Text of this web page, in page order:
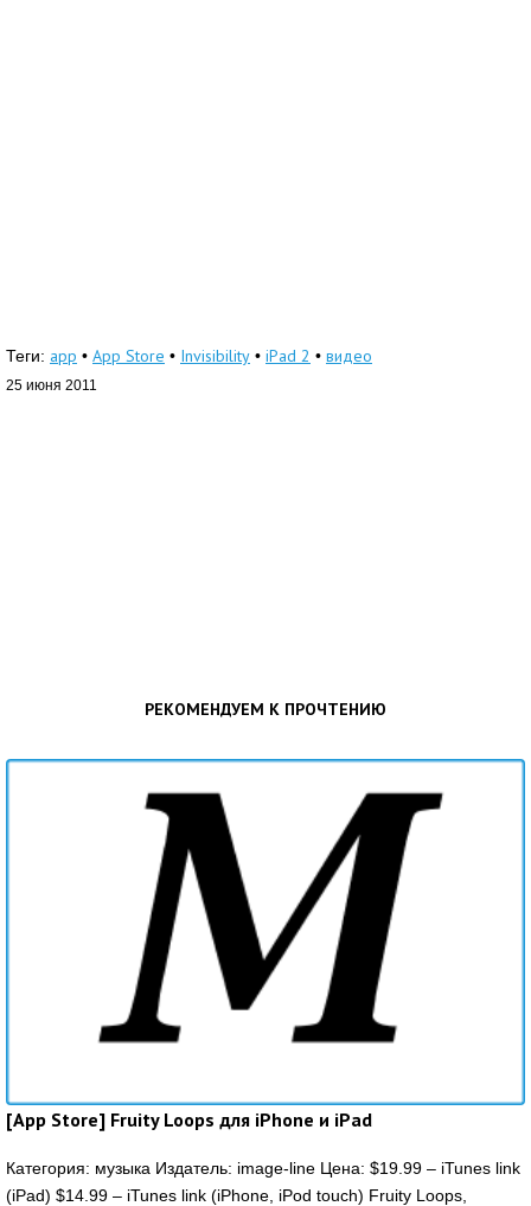
Теги: app • App Store • Invisibility • iPad 2 • видео
25 июня 2011
РЕКОМЕНДУЕМ К ПРОЧТЕНИЮ
[App Store] Fruity Loops для iPhone и iPad
Категория: музыка Издатель: image-line Цена: $19.99 – iTunes link
(iPad) $14.99 – iTunes link (iPhone, iPod touch) Fruity Loops,